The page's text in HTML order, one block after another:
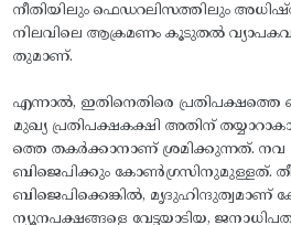
നീതിയിലും ഫെഡറലിസത്തിലും
നിലവിലെ ആക്രമണം കൂടുതൽ വ്യാപകവും
തുമാണ്.
എന്നാൽ, ഇതിനെതിരെ പ്രതിപക്ഷത്തെ
മുഖ്യ പ്രതിപക്ഷകക്ഷി അതിന്
ത്തെ തകർക്കാനാണ് ശ്രമിക്കുന്നത്. നവ
ബിജെപിക്കും കോൺഗ്രസിനുമുള്ളത്.
ബിജെപിക്കെങ്കിൽ, മൃദുഹിന്ദുത്വമാണ്
ന്യൂനപക്ഷങ്ങളെ വേട്ടയാടിയ, ജനാധിപത്യം